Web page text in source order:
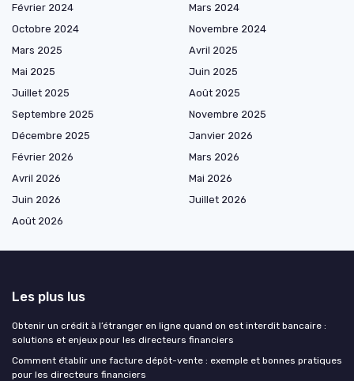
Février 2024
Mars 2024
Octobre 2024
Novembre 2024
Mars 2025
Avril 2025
Mai 2025
Juin 2025
Juillet 2025
Août 2025
Septembre 2025
Novembre 2025
Décembre 2025
Janvier 2026
Février 2026
Mars 2026
Avril 2026
Mai 2026
Juin 2026
Juillet 2026
Août 2026
Les plus lus
Obtenir un crédit à l’étranger en ligne quand on est interdit bancaire :
solutions et enjeux pour les directeurs financiers
Comment établir une facture dépôt-vente : exemple et bonnes pratiques
pour les directeurs financiers